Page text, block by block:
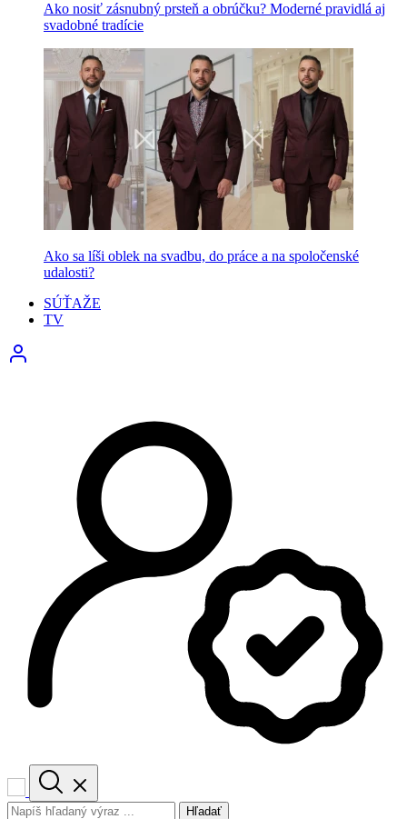
Ako nosiť zásnubný prsteň a obrúčku? Moderné pravidlá aj
svadobné tradície
Ako sa líši oblek na svadbu, do práce a na spoločenské
udalosti?
SÚŤAŽE
TV
Hľadať